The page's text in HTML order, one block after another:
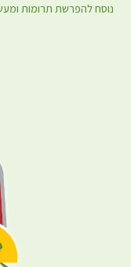
נוסח להפרשת תרומות